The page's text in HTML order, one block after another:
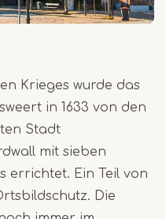
Krieges wurde das
in 1633 von den
Stadt
mit sieben
errichtet. Ein Teil von
Die